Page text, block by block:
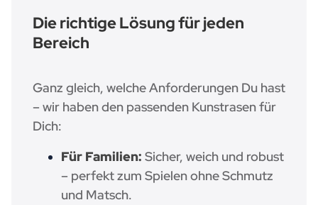
Die richtige Lösung für jeden
Bereich
Ganz gleich, welche Anforderungen Du hast
– wir haben den passenden Kunstrasen für
Dich:
Für Familien: Sicher, weich und robust
– perfekt zum Spielen ohne Schmutz
und Matsch.